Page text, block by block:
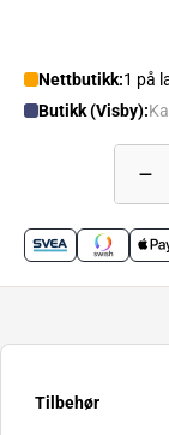
Nettbutikk:1 på
Butikk (Visby):
–
Tilbehør